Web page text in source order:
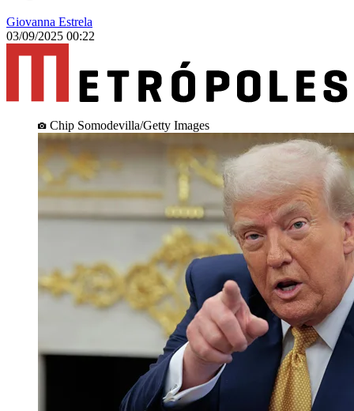
Giovanna Estrela
03/09/2025 00:22
Chip Somodevilla/Getty Images